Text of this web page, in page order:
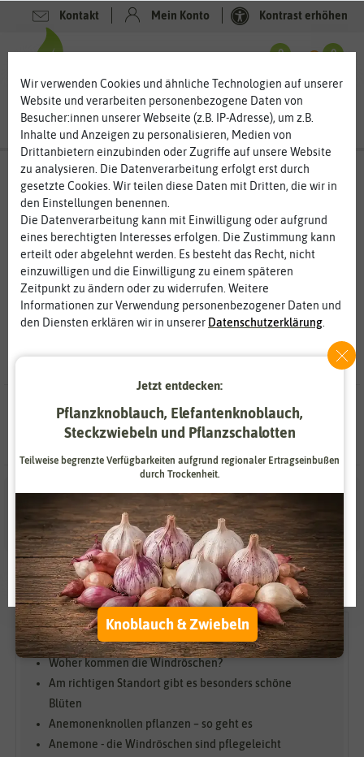
Kontakt Mein Konto Kontrast erhöhen
0 0
Anemonenknollen - Windröschen spielen
im Wind
Die zarten Anemonen gibt es in zahlreichen Varianten und
Farben. Im Frühjahr schmücken die Windröschen Ihren Garten,
im Herbst sind es die Herbstanemonen, die eine kräftigen
Farbtupfer hinterlassen. Die Blumenknollen lassen sich relativ
leicht einpflanzen und sind gut zu pflegen. Im Blumenbeet sind
die bunten Blüten ein toller Hingucker. Vom jungfräulichen Weiß
bis zum feurigen Rot und mystischen Violett reicht die
0 Ergebnisse gefunden in Anemonenknollen
Woher kommen die Windröschen?
Woher kommen die Windröschen?
Am richtigen Standort gibt es besonders schöne
Blüten
Anemonenknollen pflanzen – so geht es
Anemone - die Windröschen sind pflegeleicht
Filter
Wir verwenden Cookies und ähnliche Technologien auf unserer
Website und verarbeiten personenbezogene Daten von
Besucher:innen unserer Webseite (z.B. IP-Adresse), um z.B.
Inhalte und Anzeigen zu personalisieren, Medien von
Drittanbietern einzubinden oder Zugriffe auf unsere Website
zu analysieren. Die Datenverarbeitung erfolgt erst durch
gesetzte Cookies. Wir teilen diese Daten mit Dritten, die wir in
den Einstellungen benennen.
Die Datenverarbeitung kann mit Einwilligung oder aufgrund
eines berechtigten Interesses erfolgen. Die Zustimmung kann
erteilt oder abgelehnt werden. Es besteht das Recht, nicht
einzuwilligen und die Einwilligung zu einem späteren
Zeitpunkt zu ändern oder zu widerrufen. Weitere
Informationen zur Verwendung personenbezogener Daten und
den Diensten erklären wir in unserer Daten­schutz­erklärung
Zahlungsdienstleister Marketing
Externe Medien Funktional
Weitere Einstellungen
Alle akzeptieren
Alle ablehnen
Auswahl akzeptieren
Jetzt entdecken:
Pflanzknoblauch, Elefantenknoblauch,
Steckzwiebeln und Pflanzschalotten
Teilweise begrenzte Verfügbarkeiten aufgrund regionaler Ertragseinbußen
durch Trockenheit.
Knoblauch & Zwiebeln